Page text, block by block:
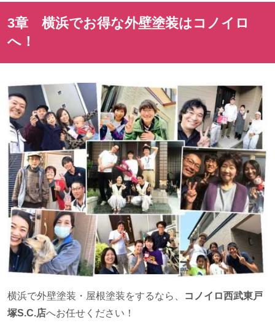
3章 横浜でお得な外壁塗装はコノイロ
へ！
横浜で外壁塗装・屋根塗装をするなら、
コノイロ西武東戸
塚S.C.店へお任せください！